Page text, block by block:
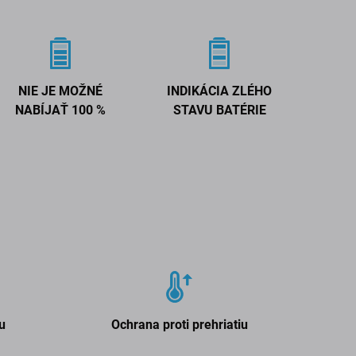
NIE JE MOŽNÉ
NABÍJAŤ 100 %
INDIKÁCIA ZLÉHO
STAVU BATÉRIE
Ochrana proti prehriatiu